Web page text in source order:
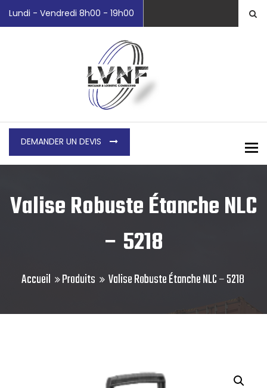
Lundi - Vendredi 8h00 - 19h00
DEMANDER UN DEVIS
Valise Robuste Étanche NLC
– 5218
Accueil Produits Valise Robuste Étanche NLC – 5218